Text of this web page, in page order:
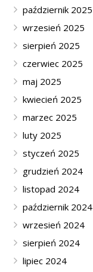
październik 2025
wrzesień 2025
sierpień 2025
czerwiec 2025
maj 2025
kwiecień 2025
marzec 2025
luty 2025
styczeń 2025
grudzień 2024
listopad 2024
październik 2024
wrzesień 2024
sierpień 2024
lipiec 2024